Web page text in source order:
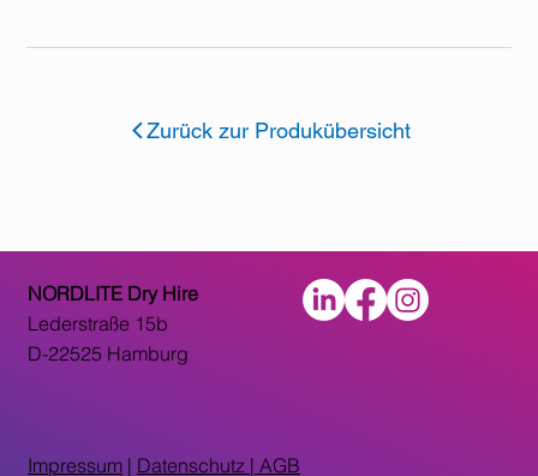
Zurück zur Produkübersicht
NORDLITE Dry Hire
Lederstraße 15b
D-22525 Hamburg
Impressum| Datenschutz | AGB